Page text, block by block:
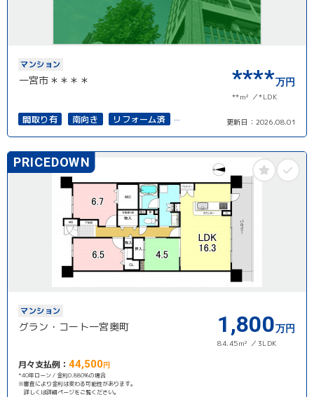
マンション
一宮市＊＊＊＊ ****万円
**m² *LDK
間取り有 南向き
リフォーム済
更新日： 2026.08.01
PRICEDOWN
マンション
グラン・コート一宮奥町 1,800万円
84.45m² 3LDK
月々支払例： 44,500円
*40年ローン / 金利0.880%の場合
※審査により金利は変わる可能性があります。
詳しくは詳細ページをご覧ください。